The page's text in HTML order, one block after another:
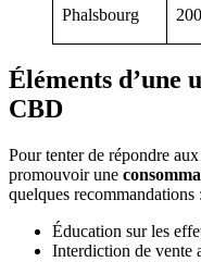
Phalsbourg
Éléments d’une
CBD
Pour tenter de répondre
promouvoir une
quelques recommandations :
Éducation sur les
Interdiction de vente